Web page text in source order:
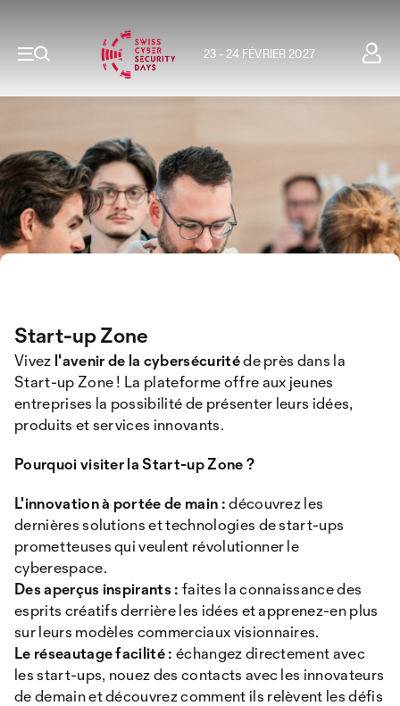
23 - 24 FÉVRIER 2027
Start-up Zone
Vivez l'avenir de la cybersécuritéde près dans la
Start-up Zone ! La plateforme offre aux jeunes
entreprises la possibilité de présenter leurs idées,
produits et services innovants.
Pourquoi visiter la Start-up Zone ?
L'innovation à portée de main :découvrez les
dernières solutions et technologies de start-ups
prometteuses qui veulent révolutionner le
cyberespace.
Des aperçus inspirants : faites la connaissance des
esprits créatifs derrière les idées et apprenez-en plus
sur leurs modèles commerciaux visionnaires.
Le réseautage facilité : échangez directement avec
les start-ups, nouez des contacts avec les innovateurs
de demain et découvrez comment ils relèvent les défis